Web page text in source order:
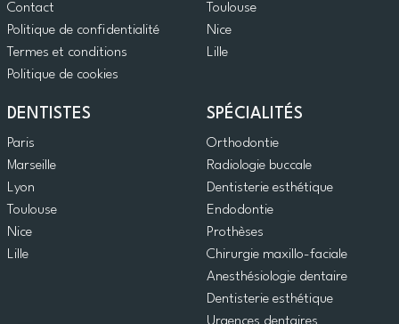
Contact
Politique de confidentialité
Termes et conditions
Politique de cookies
Toulouse
Nice
Lille
DENTISTES
Paris
Marseille
Lyon
Toulouse
Nice
Lille
SPÉCIALITÉS
Orthodontie
Radiologie buccale
Dentisterie esthétique
Endodontie
Prothèses
Chirurgie maxillo-faciale
Anesthésiologie dentaire
Dentisterie esthétique